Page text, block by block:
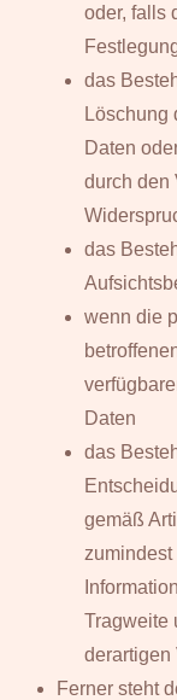
oder, falls
das
Löschung
Daten
durch den
das
wenn die
Daten
das
gemäß
Tragweite
derartigen
Ferner steht